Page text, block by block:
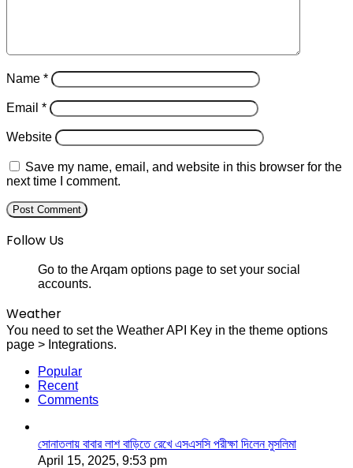
Name *
Email *
Website
Save my name, email, and website in this browser for the
next time I comment.
Follow Us
Go to the Arqam options page to set your social
accounts.
Weather
You need to set the Weather API Key in the theme options
page > Integrations.
Popular
Recent
Comments
সোনাতলায় বাবার লাশ বাড়িতে রেখে এসএসসি পরীক্ষা দিলেন মুসলিমা
April 15, 2025, 9:53 pm